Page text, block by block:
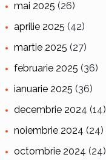
mai 2025 (26)
aprilie 2025 (42)
martie 2025 (27)
februarie 2025 (36)
ianuarie 2025 (36)
decembrie 2024 (14)
noiembrie 2024 (24)
octombrie 2024 (24)